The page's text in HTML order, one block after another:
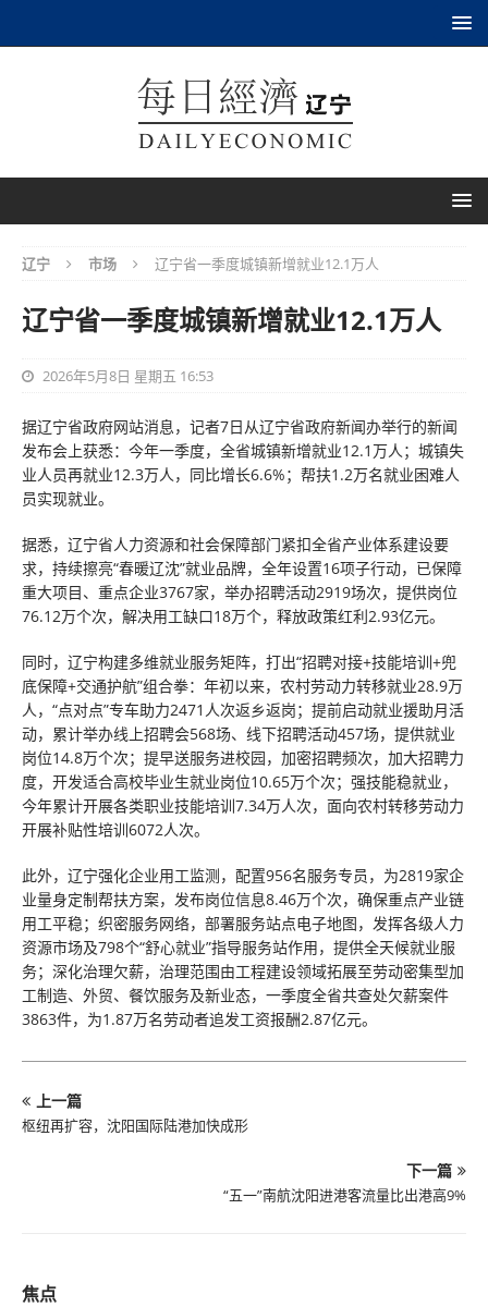
辽宁 市场 辽宁省一季度城镇新增就业12.1万人
辽宁省一季度城镇新增就业12.1万人
2026年5月8日 星期五 16:53
据辽宁省政府网站消息，记者7日从辽宁省政府新闻办举行的新闻
发布会上获悉：今年一季度，全省城镇新增就业12.1万人；城镇失
业人员再就业12.3万人，同比增长6.6%；帮扶1.2万名就业困难人
员实现就业。
据悉，辽宁省人力资源和社会保障部门紧扣全省产业体系建设要
求，持续擦亮“春暖辽沈”就业品牌，全年设置16项子行动，已保障
重大项目、重点企业3767家，举办招聘活动2919场次，提供岗位
76.12万个次，解决用工缺口18万个，释放政策红利2.93亿元。
同时，辽宁构建多维就业服务矩阵，打出“招聘对接+技能培训+兜
底保障+交通护航”组合拳：年初以来，农村劳动力转移就业28.9万
人，“点对点”专车助力2471人次返乡返岗；提前启动就业援助月活
动，累计举办线上招聘会568场、线下招聘活动457场，提供就业
岗位14.8万个次；提早送服务进校园，加密招聘频次，加大招聘力
度，开发适合高校毕业生就业岗位10.65万个次；强技能稳就业，
今年累计开展各类职业技能培训7.34万人次，面向农村转移劳动力
开展补贴性培训6072人次。
此外，辽宁强化企业用工监测，配置956名服务专员，为2819家企
业量身定制帮扶方案，发布岗位信息8.46万个次，确保重点产业链
用工平稳；织密服务网络，部署服务站点电子地图，发挥各级人力
资源市场及798个“舒心就业”指导服务站作用，提供全天候就业服
务；深化治理欠薪，治理范围由工程建设领域拓展至劳动密集型加
工制造、外贸、餐饮服务及新业态，一季度全省共查处欠薪案件
3863件，为1.87万名劳动者追发工资报酬2.87亿元。
上一篇
枢纽再扩容，沈阳国际陆港加快成形
下一篇
“五一”南航沈阳进港客流量比出港高9%
焦点